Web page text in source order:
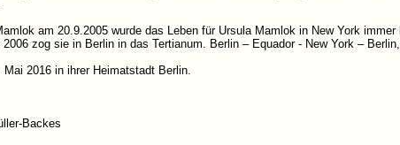
am 20.9.2005 wurde das Leben für Ursula Mamlok in New York
zog sie in Berlin in das Tertianum. Berlin – Equador - New York –
2016 in ihrer Heimatstadt Berlin.
Backes